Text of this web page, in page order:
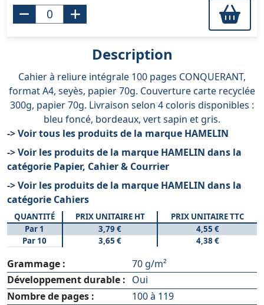
Description
Cahier à reliure intégrale 100 pages CONQUERANT,
format A4, seyès, papier 70g. Couverture carte recyclée
300g, papier 70g. Livraison selon 4 coloris disponibles :
bleu foncé, bordeaux, vert sapin et gris.
-> Voir tous les produits de la marque HAMELIN
-> Voir les produits de la marque HAMELIN dans la
catégorie Papier, Cahier & Courrier
-> Voir les produits de la marque HAMELIN dans la
catégorie Cahiers
QUANTITÉ PRIX UNITAIRE HT
PRIX UNITAIRE TTC
Par 1
3,79 €
4,55 €
Par 10
3,65 € 4,38 €
Grammage :
70 g/m²
Développement durable : Oui
Nombre de pages :
100 à 119